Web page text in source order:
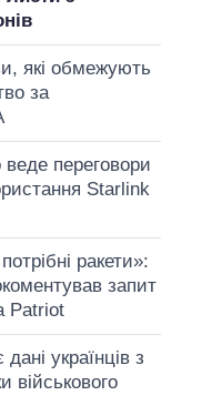
які обмежують
за
переговори
Starlink
ракети»:
запит
Patriot
українців з
військового